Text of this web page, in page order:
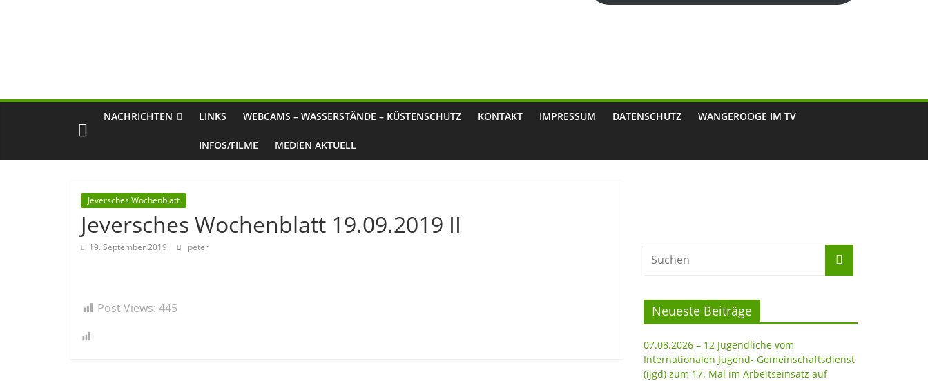
NACHRICHTEN LINKS WEBCAMS – WASSERSTÄNDE – KÜSTENSCHUTZ KONTAKT IMPRESSUM DATENSCHUTZ WANGEROOGE IM TV
INFOS/FILME MEDIEN AKTUELL
Jeversches Wochenblatt
Jeversches Wochenblatt 19.09.2019 II
19. September 2019 peter
Post Views: 445 Neueste Beiträge
07.08.2026 – 12 Jugendliche vom
Internationalen Jugend- Gemeinschaftsdienst
(ijgd) zum 17. Mal im Arbeitseinsatz auf